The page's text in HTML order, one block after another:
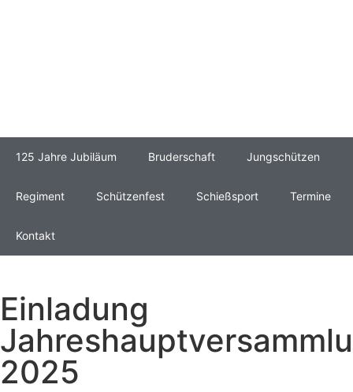
125 Jahre Jubiläum Bruderschaft Jungschützen
Regiment Schützenfest Schießsport Termine
Kontakt
Einladung
2025